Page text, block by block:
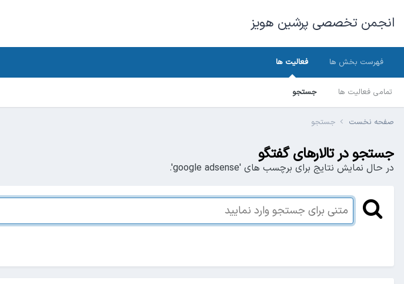
انجمن تخصصی پرشین هویز
فهرست بخش ها فعالیت ها
تمامی فعالیت ها جستجو
صفحه نخست جستجو
جستجو در تالارهای گفتگو
در حال نمایش نتایج برای برچسب های 'google adsense'.